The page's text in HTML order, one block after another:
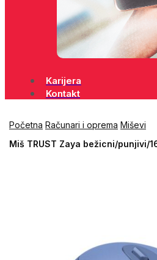
Karijera
Kontakt
Početna Računari i oprema Miševi
Miš TRUST Zaya bežicni/punjivi/